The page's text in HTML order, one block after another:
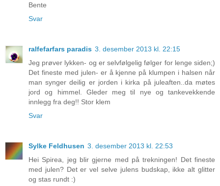
Bente
Svar
ralfefarfars paradis 3. desember 2013 kl. 22:15
Jeg prøver lykken- og er selvfølgelig følger for lenge siden;)
Det fineste med julen- er å kjenne på klumpen i halsen når
man synger deilig er jorden i kirka på juleaften..da møtes
jord og himmel. Gleder meg til nye og tankevekkende
innlegg fra deg!! Stor klem
Svar
Sylke Feldhusen 3. desember 2013 kl. 22:53
Hei Spirea, jeg blir gjerne med på trekningen! Det fineste
med julen? Det er vel selve julens budskap, ikke alt glitter
og stas rundt :)